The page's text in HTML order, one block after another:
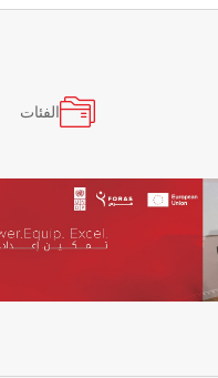
الفئات